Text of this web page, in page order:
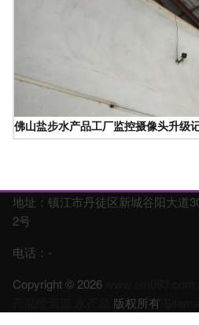
佛山盐步水产品工厂监控摄像头升级
地址：镇江市丹徒区新城谷阳大道
2号
电话：-
Copyright © 2026
版权所有